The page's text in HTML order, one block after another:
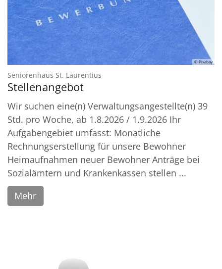
© Pixabay
Seniorenhaus St. Laurentius
Stellenangebot
Wir suchen eine(n) Verwaltungsangestellte(n) 39
Std. pro Woche, ab 1.8.2026 / 1.9.2026 Ihr
Aufgabengebiet umfasst: Monatliche
Rechnungserstellung für unsere Bewohner
Heimaufnahmen neuer Bewohner Anträge bei
Sozialämtern und Krankenkassen stellen ...
Mehr